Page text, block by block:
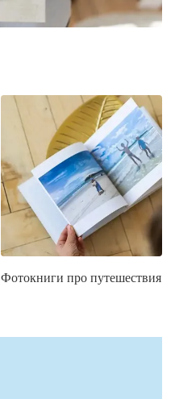
Фотокниги про путешествия